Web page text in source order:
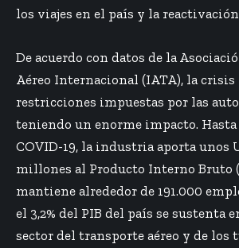
los viajes en el país y la
De acuerdo con datos de la
Aéreo Internacional (IATA), la crisis
restricciones impuestas por las
teniendo un enorme impacto. Hasta
COVID-19, la industria aporta unos
millones al Producto Interno Bruto
mantiene alrededor de 191.000
el 3,2% del PIB del país se sustenta
sector del transporte aéreo y de los